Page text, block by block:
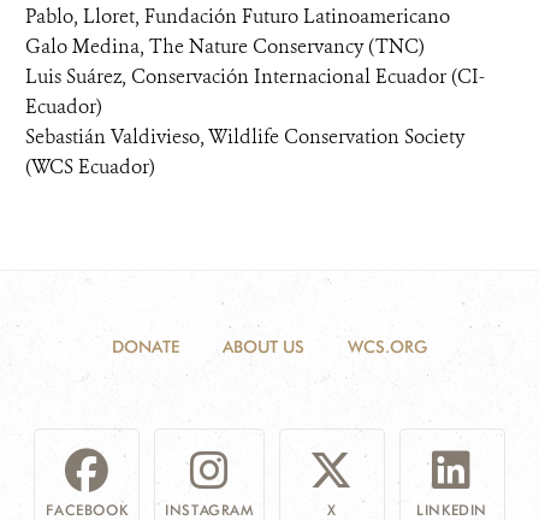
Pablo, Lloret, Fundación Futuro Latinoamericano
Galo Medina, The Nature Conservancy (TNC)
Luis Suárez, Conservación Internacional Ecuador (CI-
Ecuador)
Sebastián Valdivieso, Wildlife Conservation Society
(WCS Ecuador)
DONATE ABOUT US WCS.ORG
FACEBOOK INSTAGRAM X LINKEDIN